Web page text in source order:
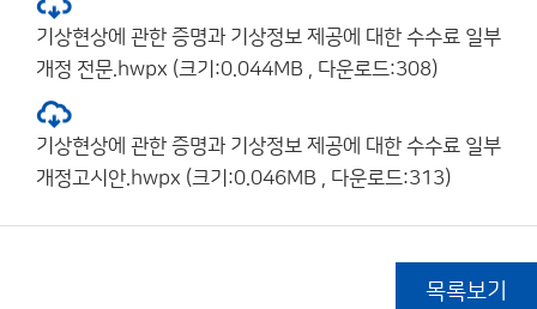
기상현상에 관한 증명과 기상정보 제공에 대한 수수료 일부
개정 전문.hwpx (크기:0.044MB , 다운로드:308)
기상현상에 관한 증명과 기상정보 제공에 대한 수수료 일부
개정고시안.hwpx (크기:0.046MB , 다운로드:313)
목록보기